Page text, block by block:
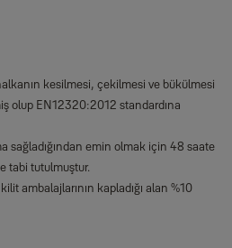
kesilmesi, çekilmesi ve bükülmesi
olup EN12320:2012 standardına
sağladığından emin olmak için 48 saate
tabi tutulmuştur.
ambalajlarının kapladığı alan %10